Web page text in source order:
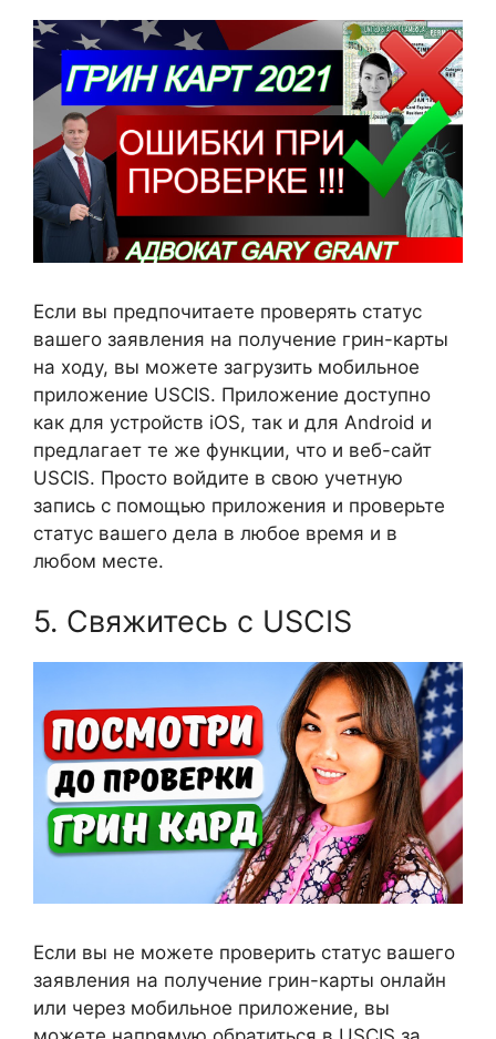
Если вы предпочитаете проверять статус
вашего заявления на получение грин-карты
на ходу, вы можете загрузить мобильное
приложение USCIS. Приложение доступно
как для устройств iOS, так и для Android и
предлагает те же функции, что и веб-сайт
USCIS. Просто войдите в свою учетную
запись с помощью приложения и проверьте
статус вашего дела в любое время и в
любом месте.
5. Свяжитесь с USCIS
Если вы не можете проверить статус вашего
заявления на получение грин-карты онлайн
или через мобильное приложение, вы